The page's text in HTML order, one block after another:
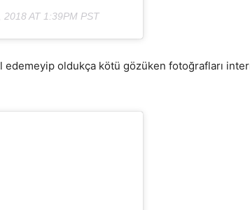
2018 AT 1:39PM PST
oldukça kötü gözüken fotoğrafları